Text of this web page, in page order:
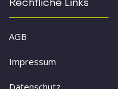
AGB
Impressum
Datenschutz